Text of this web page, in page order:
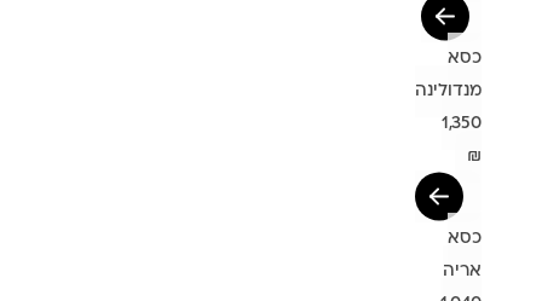
כסא
מנדולינה
1,350
₪
כסא
אריה